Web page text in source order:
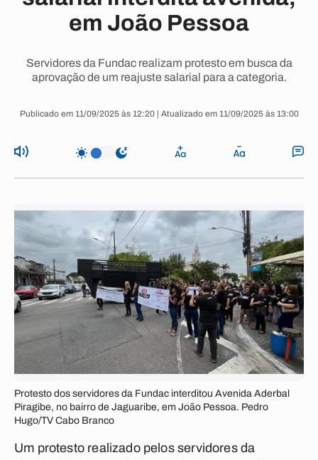
em João Pessoa
Servidores da Fundac realizam protesto em busca da
aprovação de um reajuste salarial para a categoria.
Publicado em 11/09/2025 às 12:20 | Atualizado em 11/09/2025 às 13:00
Protesto dos servidores da Fundac interditou Avenida Aderbal
Piragibe, no bairro de Jaguaribe, em João Pessoa. Pedro
Hugo/TV Cabo Branco
Um protesto realizado pelos servidores da